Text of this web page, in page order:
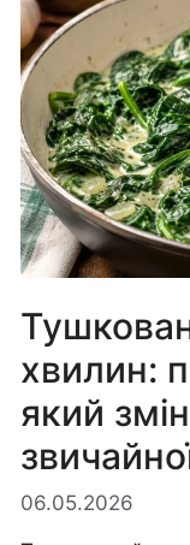
хвилин:
який
06.05.2026